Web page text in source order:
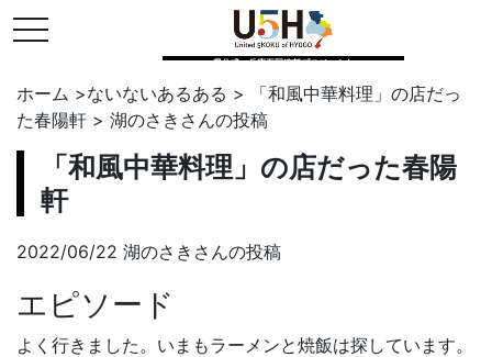
toggle navigation
県公式・兵庫五国連邦プロジェクト
ホーム >ないないあるある >
「和風中華料理」の店だっ
た春陽軒 > 湖のさき さんの投稿
「和風中華料理」の店だった春陽
軒
2022/06/22 湖のさきさんの投稿
エピソード
よく行きました。いまもラーメンと焼飯は探しています。